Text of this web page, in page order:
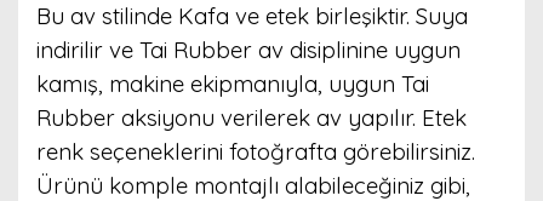
Bu av stilinde Kafa ve etek birleşiktir. Suya
indirilir ve Tai Rubber av disiplinine uygun
kamış, makine ekipmanıyla, uygun Tai
Rubber aksiyonu verilerek av yapılır. Etek
renk seçeneklerini fotoğrafta görebilirsiniz.
Ürünü komple montajlı alabileceğiniz gibi,